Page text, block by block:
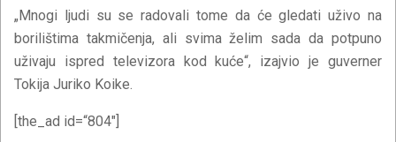
„Mnogi ljudi su se radovali tome da će gledati uživo na
borilištima takmičenja, ali svima želim sada da potpuno
uživaju ispred televizora kod kuće“, izajvio je guverner
Tokija Juriko Koike.
[the_ad id=“804″]